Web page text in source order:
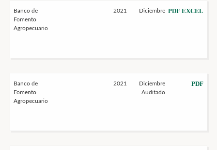
Banco de
Fomento
Agropecuario
2021 Diciembre PDF EXCEL
Banco de
Fomento
Agropecuario
2021
Diciembre
Auditado
PDF